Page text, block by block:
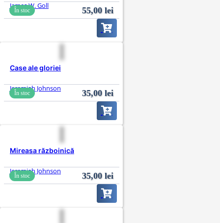
James W. Goll
În stoc 55,00 lei
Case ale gloriei
Jeremiah Johnson
În stoc 35,00 lei
Mireasa războinică
Jeremiah Johnson
În stoc 35,00 lei